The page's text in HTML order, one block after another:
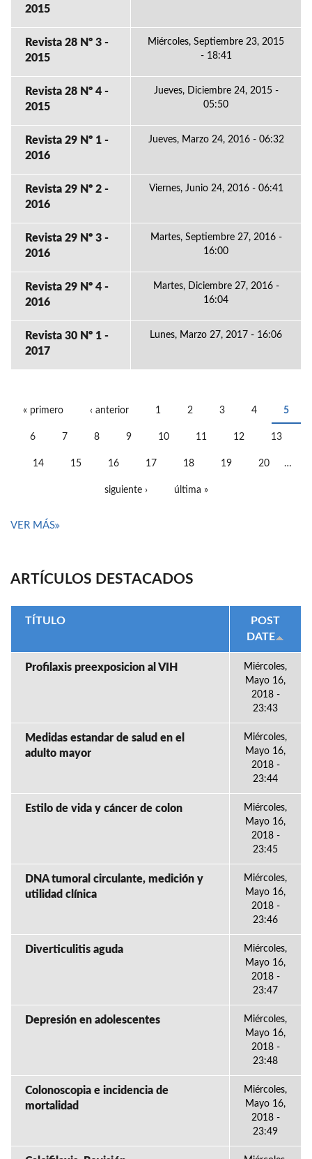
2015
Revista 28 Nº 3 -
2015
Miércoles, Septiembre 23, 2015
- 18:41
Revista 28 Nº 4 -
2015
Jueves, Diciembre 24, 2015 -
05:50
Revista 29 Nº 1 -
2016
Jueves, Marzo 24, 2016 - 06:32
Revista 29 Nº 2 -
2016
Viernes, Junio 24, 2016 - 06:41
Revista 29 Nº 3 -
2016
Martes, Septiembre 27, 2016 -
16:00
Revista 29 Nº 4 -
2016
Martes, Diciembre 27, 2016 -
16:04
Revista 30 Nº 1 -
2017
Lunes, Marzo 27, 2017 - 16:06
« primero ‹ anterior 1 2 3 4 5
6 7 8 9 10 11 12 13
14 15 16 17 18 19 20 …
siguiente › última »
VER MÁS
ARTÍCULOS DESTACADOS
TÍTULO
POST
DATE
Profilaxis preexposicion al VIH
Miércoles,
Mayo 16,
2018 -
23:43
Medidas estandar de salud en el
adulto mayor
Miércoles,
Mayo 16,
2018 -
23:44
Estilo de vida y cáncer de colon
Miércoles,
Mayo 16,
2018 -
23:45
DNA tumoral circulante, medición y
utilidad clínica
Miércoles,
Mayo 16,
2018 -
23:46
Diverticulitis aguda
Miércoles,
Mayo 16,
2018 -
23:47
Depresión en adolescentes
Miércoles,
Mayo 16,
2018 -
23:48
Colonoscopia e incidencia de
mortalidad
Miércoles,
Mayo 16,
2018 -
23:49